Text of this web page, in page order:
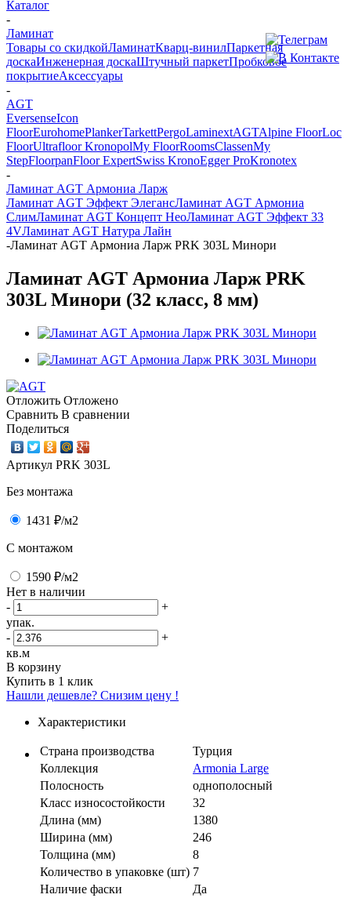
Каталог
-
Ламинат
Товары со скидкойЛаминатКварц-винилПаркетная
доскаИнженерная доскаШтучный паркетПробковое
покрытиеАксессуары
-
AGT
EversenseIcon
FloorEurohomePlankerTarkettPergoLaminextAGTAlpine FloorLoc
FloorUltrafloorKronopolMy FloorRoomsClassenMy
StepFloorpanFloor ExpertSwiss KronoEgger ProKronotex
-
Ламинат AGT Армониа Ларж
Ламинат AGT Эффект ЭлегансЛаминат AGT Армониа
СлимЛаминат AGT Концепт НеоЛаминат AGT Эффект 33
4VЛаминат AGT Натура Лайн
-Ламинат AGT Армониа Ларж PRK 303L Минори
Ламинат AGT Армониа Ларж PRK
303L Минори (32 класс, 8 мм)
Отложить Отложено
Сравнить В сравнении
Поделиться
Артикул PRK 303L
Без монтажа
1431 ₽/м2
C монтажом
1590 ₽/м2
Нет в наличии
-
+
упак.
-
+
кв.м
В корзину
Купить в 1 клик
Нашли дешевле? Снизим цену !
Характеристики
Страна производства
Турция
Коллекция
Armonia Large
Полосность
однополосный
Класс износостойкости
32
Длина (мм)
1380
Ширина (мм)
246
Толщина (мм)
8
Количество в упаковке (шт) 7
Наличие фаски
Да